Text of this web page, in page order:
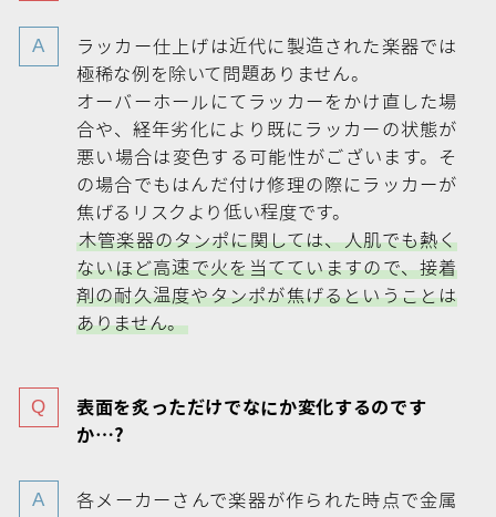
ラッカー仕上げは近代に製造された楽器では
極稀な例を除いて問題ありません。
オーバーホールにてラッカーをかけ直した場
合や、経年劣化により既にラッカーの状態が
悪い場合は変色する可能性がございます。そ
の場合でもはんだ付け修理の際にラッカーが
焦げるリスクより低い程度です。
木管楽器のタンポに関しては、人肌でも熱く
ないほど高速で火を当てていますので、接着
剤の耐久温度やタンポが焦げるということは
ありません。
表面を炙っただけでなにか変化するのです
か…?
各メーカーさんで楽器が作られた時点で金属